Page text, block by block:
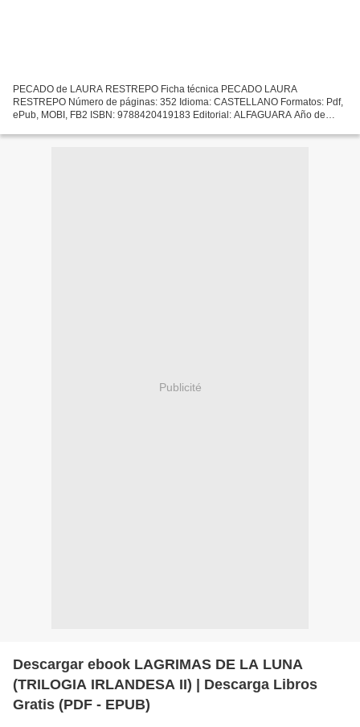
PECADO de LAURA RESTREPO Ficha técnica PECADO LAURA
RESTREPO Número de páginas: 352 Idioma: CASTELLANO Formatos: Pdf,
ePub, MOBI, FB2 ISBN: 9788420419183 Editorial: ALFAGUARA Año de
descargar...
Publicité
Descargar ebook LAGRIMAS DE LA LUNA
(TRILOGIA IRLANDESA II) | Descarga Libros
Gratis (PDF - EPUB)